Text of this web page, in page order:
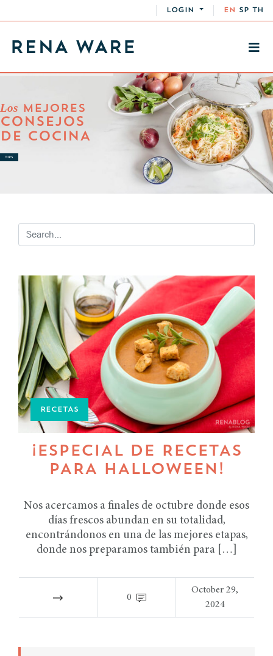
LOGIN EN SP TH
Los MEJORES
CONSEJOS
DE COCINA
TIPS
RECETAS
¡ESPECIAL DE RECETAS
PARA HALLOWEEN!
Nos acercamos a finales de octubre donde esos
días frescos abundan en su totalidad,
encontrándonos en una de las mejores etapas,
donde nos preparamos también para […]
0
October 29,
2024